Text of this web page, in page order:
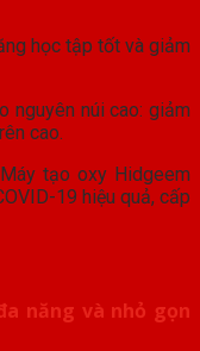
học tập tốt và giảm
nguyên núi cao: giảm
cao.
tạo oxy Hidgeem
19 hiệu quả, cấp
năng và nhỏ gọn